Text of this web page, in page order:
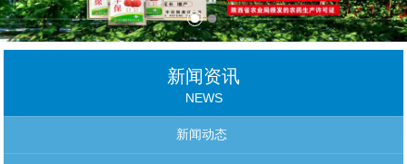
新闻资讯
NEWS
新闻动态